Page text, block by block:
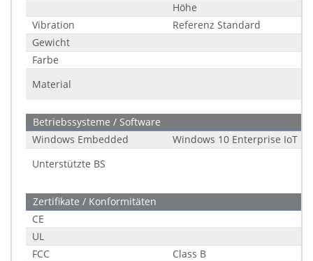
Höhe
Vibration
Referenz Standard
Gewicht
Farbe
Material
Betriebssysteme / Software
Windows Embedded
Windows 10 Enterprise IoT
Unterstützte BS
Zertifikate / Konformitäten
CE
UL
FCC
Class B